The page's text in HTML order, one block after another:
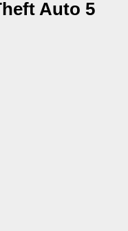
Auto 5